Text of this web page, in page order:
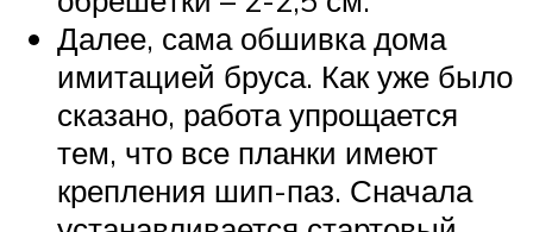
Далее, сама обшивка дома
имитацией бруса. Как уже было
сказано, работа упрощается
тем, что все планки имеют
крепления шип-паз. Сначала